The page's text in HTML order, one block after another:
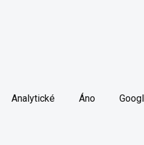
Analytické Áno